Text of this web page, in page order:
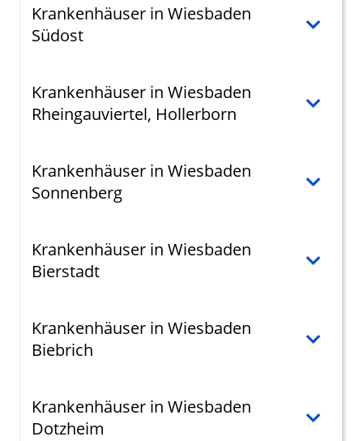
Krankenhäuser in Wiesbaden
Südost
Krankenhäuser in Wiesbaden
Rheingauviertel, Hollerborn
Krankenhäuser in Wiesbaden
Sonnenberg
Krankenhäuser in Wiesbaden
Bierstadt
Krankenhäuser in Wiesbaden
Biebrich
Krankenhäuser in Wiesbaden
Dotzheim